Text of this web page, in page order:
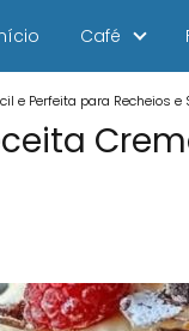
Café
e Perfeita para Recheios e